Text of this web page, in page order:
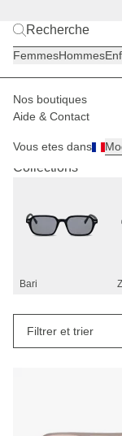
BACK
FemmesHommes
Nos boutiques
Aide & Contact
Vous etes dans
Lunettes
Collections
Bari
Filtrer et trier